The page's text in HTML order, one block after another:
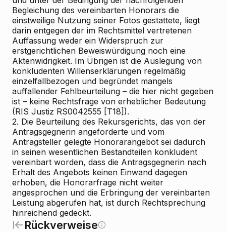
Begleichung des vereinbarten Honorars die
einstweilige Nutzung seiner Fotos gestattete, liegt
darin entgegen der im Rechtsmittel vertretenen
Auffassung weder ein Widerspruch zur
erstgerichtlichen Beweiswürdigung noch eine
Aktenwidrigkeit. Im Übrigen ist die Auslegung von
konkludenten Willenserklärungen regelmäßig
einzelfallbezogen und begründet mangels
auffallender Fehlbeurteilung – die hier nicht gegeben
ist – keine Rechtsfrage von erheblicher Bedeutung
(RIS Justiz RS0042555 [T18]).
2. Die Beurteilung des Rekursgerichts, das von der
Antragsgegnerin angeforderte und vom
Antragsteller gelegte Honorarangebot sei dadurch
in seinen wesentlichen Bestandteilen konkludent
vereinbart worden, dass die Antragsgegnerin nach
Erhalt des Angebots keinen Einwand dagegen
erhoben, die Honorarfrage nicht weiter
angesprochen und die Erbringung der vereinbarten
Leistung abgerufen hat, ist durch Rechtsprechung
hinreichend gedeckt.
Rückverweise